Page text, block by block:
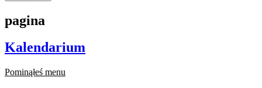
pagina
Kalendarium
Pominąłeś menu